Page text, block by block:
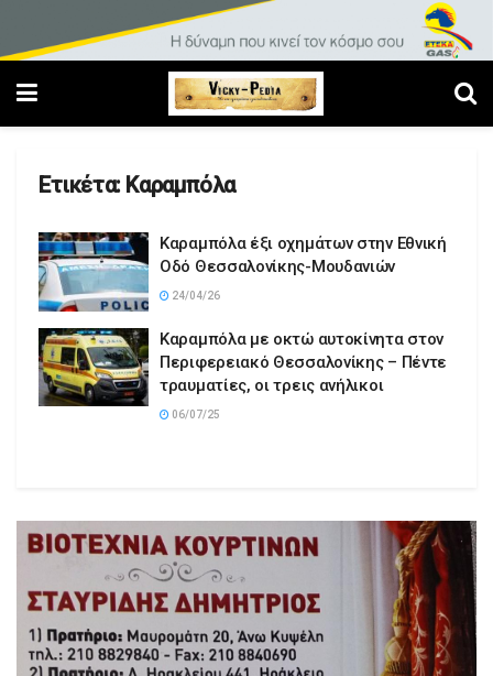
Ετικέτα: Καραμπόλα
Καραμπόλα έξι οχημάτων στην Εθνική
Οδό Θεσσαλονίκης-Μουδανιών
24/04/26
Καραμπόλα με οκτώ αυτοκίνητα στον
Περιφερειακό Θεσσαλονίκης – Πέντε
τραυματίες, οι τρεις ανήλικοι
06/07/25